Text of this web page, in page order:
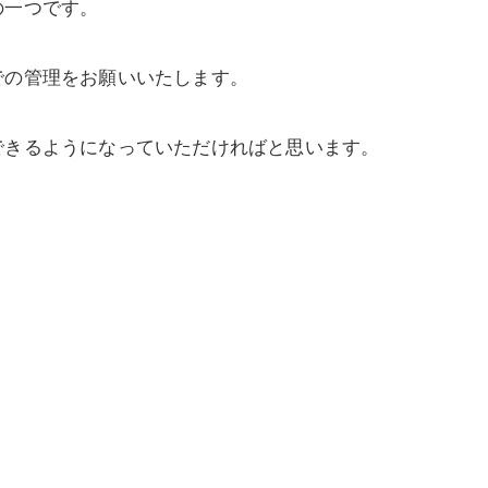
つです。
管理をお願いいたします。
るようになっていただければと思います。